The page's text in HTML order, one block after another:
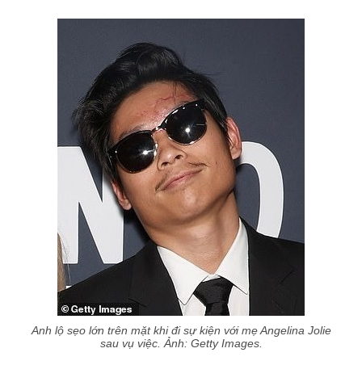
Anh lộ sẹo lớn trên mặt khi đi sự kiện với mẹ Angelina Jolie
sau vụ việc. Ảnh: Getty Images.